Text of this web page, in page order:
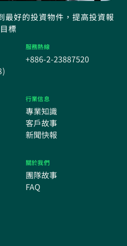
最好的投資物件，提高投資報
標
服務熱線
+886-2-23887520
行業信息
專業知識
客戶故事
新聞快報
關於我們
團隊故事
FAQ